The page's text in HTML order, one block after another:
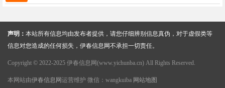
声明： 本站所有信息均由发布者提供，请您仔细辨别信息真伪，对于虚假类等
信息对您造成的任何损失，伊春信息网不承担一切责任。
Copyright © 2022-2025 伊春信息网(www.yichunba.cn) All Rights Reserved.
本网站由伊春信息网 运营维护 微信：wangkuiba 网站地图